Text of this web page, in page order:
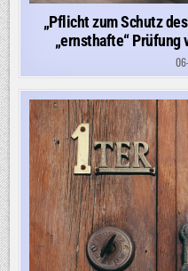
„Pflicht zum Schutz
„ernsthafte“